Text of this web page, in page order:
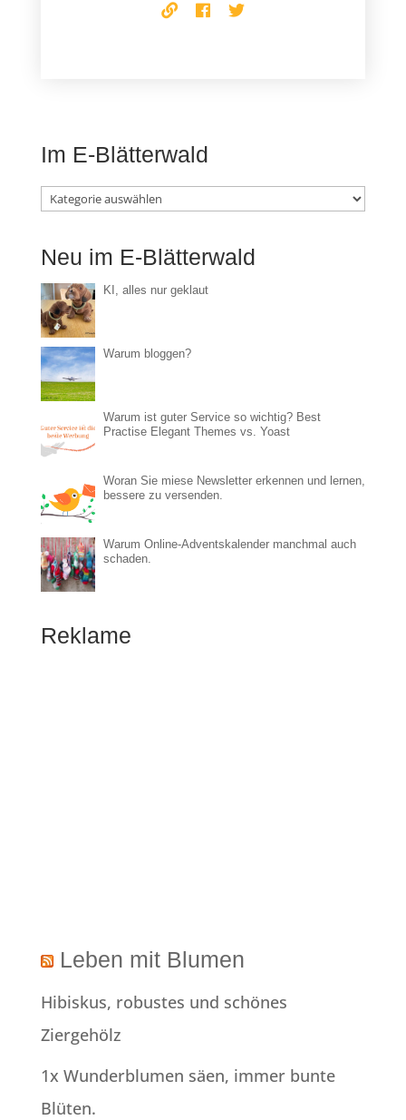
Im E-Blätterwald
Im
Blätterwald
Neu im E-Blätterwald
KI, alles nur geklaut
Warum bloggen?
Warum ist guter Service so wichtig? Best
Practise Elegant Themes vs. Yoast
Woran Sie miese Newsletter erkennen und lernen,
bessere zu versenden.
Warum Online-Adventskalender manchmal auch
schaden.
Reklame
Leben mit Blumen
Hibiskus, robustes und schönes
Ziergehölz
1x Wunderblumen säen, immer bunte
Blüten.